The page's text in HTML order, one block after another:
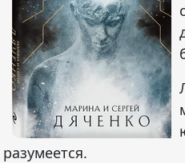
разумеется.